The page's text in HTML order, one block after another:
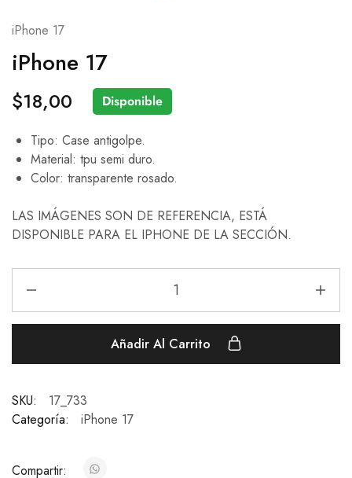
iPhone 17
iPhone 17
$18,00 Disponible
Tipo: Case antigolpe.
Material: tpu semi duro.
Color: transparente rosado.
LAS IMÁGENES SON DE REFERENCIA, ESTÁ
DISPONIBLE PARA EL IPHONE DE LA SECCIÓN.
Añadir Al Carrito
SKU:
17_733
Categoría:
iPhone 17
Compartir: